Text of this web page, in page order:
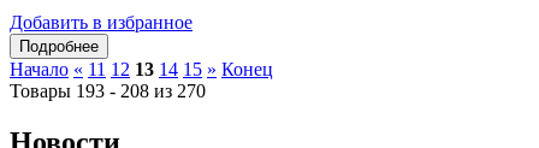
Добавить в избранное
Начало « 11 12 13 14 15 » Конец
Товары 193 - 208 из 270
Новости